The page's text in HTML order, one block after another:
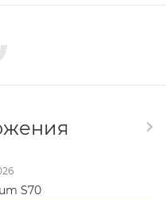
S70